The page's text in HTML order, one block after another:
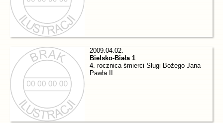
2009.04.02.
Bielsko-Biała 1
4. rocznica śmierci Sługi Bożego Jana
Pawła II